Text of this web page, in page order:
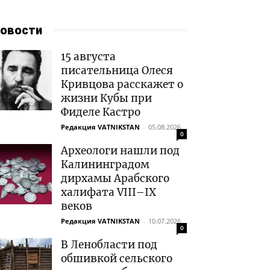
15 августа
писательница Олеся
Кривцова расскажет о
жизни Кубы при
Фиделе Кастро
Редакция VATNIKSTAN - 05.08.2026
0
Археологи нашли под
Калининградом
дирхамы Арабского
халифата VIII–IX
веков
Редакция VATNIKSTAN - 10.07.2026
0
В Ленобласти под
обшивкой сельского